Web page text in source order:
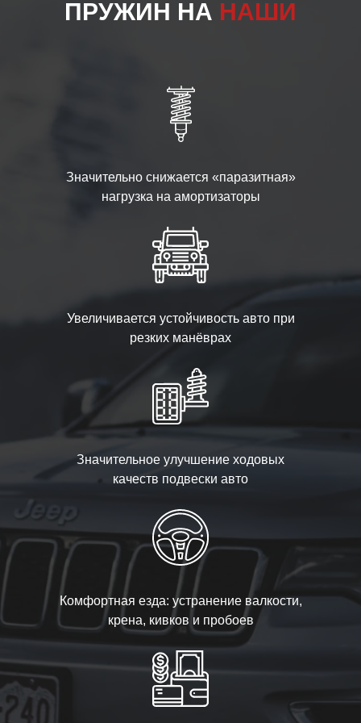
ПРУЖИН НА НАШИ
Значительно снижается «паразитная»
нагрузка на амортизаторы
Увеличивается устойчивость авто при
резких манёврах
Значительное улучшение ходовых
качеств подвески авто
Комфортная езда: устранение валкости,
крена, кивков и пробоев